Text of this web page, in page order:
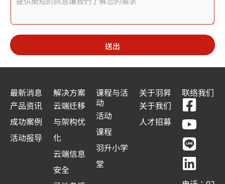
t
e
d
S
t
a
t
e
s
送出
最新消息
产品资讯
成功案例
活动报导
解决方案
云端迁移
与架构优
化
云端信息
安全
课程与活
动
活动
课程
羽升小学
堂
关于羽昇
关于我们
人才招募
联络我们
F
a
c
e
b
Y
o
u
t
u
L
i
n
e
L
i
n
k
e